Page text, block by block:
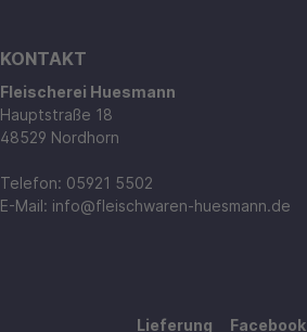
KONTAKT
Fleischerei Huesmann
Hauptstraße 18
48529 Nordhorn
Telefon: 05921 5502
E-Mail: info@fleischwaren-huesmann.de
Lieferung Facebook